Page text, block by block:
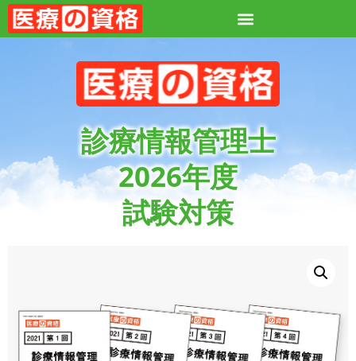
診療情報管理士
2026年度
試験対策